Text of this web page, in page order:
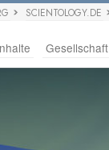
SCIENTOLOGY.DE
Gesellschaft